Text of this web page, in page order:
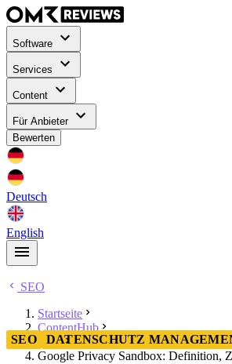
Software
Services
Content
Für Anbieter
Bewerten
Deutsch
English
SEO
Startseite
ContentHub
SEO
Google Privacy Sandbox: Definition,
SEO DATENSCHUTZ